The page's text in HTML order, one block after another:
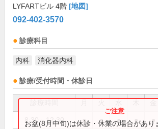
LYFARTビル 4階 [地図]
092-402-3570
診療科目
内科 消化器内科
診療/受付時間・休診日
8:30～12:30 ● ● ● ● ●
お盆(8月中旬)は休診・休業の場合があり